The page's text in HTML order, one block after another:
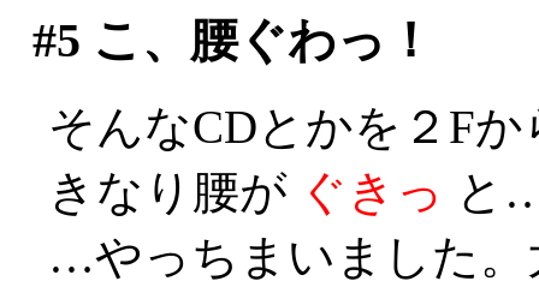
#5 こ、腰ぐわっ！
そんなCDとかを２F
きなり腰が ぐきっ と
…やっちまいました。